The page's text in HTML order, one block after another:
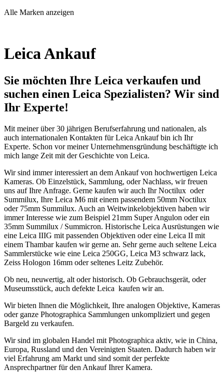
Alle Marken anzeigen
Leica Ankauf
Sie möchten Ihre Leica verkaufen und
suchen einen Leica Spezialisten? Wir sind
Ihr Experte!
Mit meiner über 30 jährigen Berufserfahrung und nationalen, als
auch internationalen Kontakten für Leica Ankauf bin ich Ihr
Experte. Schon vor meiner Unternehmensgründung beschäftigte ich
mich lange Zeit mit der Geschichte von Leica.
Wir sind immer interessiert an dem Ankauf von hochwertigen Leica
Kameras. Ob Einzelstück, Sammlung, oder Nachlass, wir freuen
uns auf Ihre Anfrage. Gerne kaufen wir auch Ihr Noctilux oder
Summilux, Ihre Leica M6 mit einem passendem 50mm Noctilux
oder 75mm Summilux. Auch an Weitwinkelobjektiven haben wir
immer Interesse wie zum Beispiel 21mm Super Angulon oder ein
35mm Summilux / Summicron. Historische Leica Ausrüstungen wie
eine Leica IIIG mit passenden Objektiven oder eine Leica II mit
einem Thambar kaufen wir gerne an. Sehr gerne auch seltene Leica
Sammlerstücke wie eine Leica 250GG, Leica M3 schwarz lack,
Zeiss Hologon 16mm oder seltenes Leitz Zubehör.
Ob neu, neuwertig, alt oder historisch. Ob Gebrauchsgerät, oder
Museumsstück, auch defekte Leica kaufen wir an.
Wir bieten Ihnen die Möglichkeit, Ihre analogen Objektive, Kameras
oder ganze Photographica Sammlungen unkompliziert und gegen
Bargeld zu verkaufen.
Wir sind im globalen Handel mit Photographica aktiv, wie in China,
Europa, Russland und den Vereinigten Staaten. Dadurch haben wir
viel Erfahrung am Markt und sind somit der perfekte
Ansprechpartner für den Ankauf Ihrer Kamera.